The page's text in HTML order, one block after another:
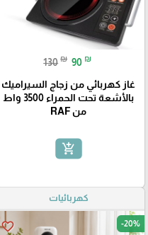
130 ₪ 90 ₪
غاز كهربائي من زجاج السيراميك
بالأشعة تحت الحمراء 3500 واط
من RAF
add_shopping_cart
كهربائيات
favorite_border -20%